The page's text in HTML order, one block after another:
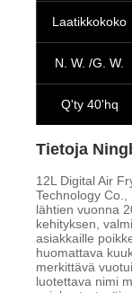
Laatikkokoko
N. W. /G. W.
Q'ty 40'hq
Tietoja
12L Digital Air
Technology
lähtien vuonna
kehityksen,
asiakkaille
huomattava
merkittävä
luotettava nimi